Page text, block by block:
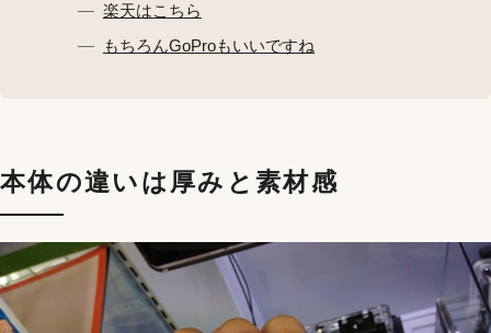
楽天はこちら
もちろんGoProもいいですね
本体の違いは厚みと素材感